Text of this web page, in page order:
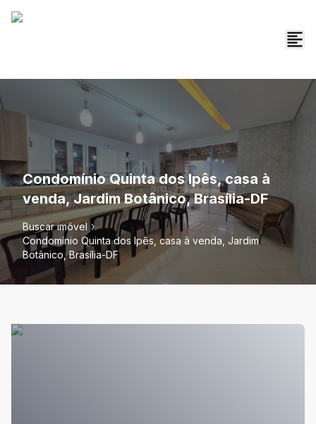
Condomínio Quinta dos Ipês, casa à
venda, Jardim Botânico, Brasília-DF
Buscar imóvel
Condomínio Quinta dos Ipês, casa à venda, Jardim
Botânico, Brasília-DF